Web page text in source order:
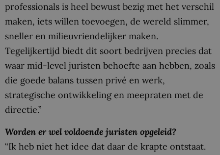
professionals is heel bewust bezig met het verschil
maken, iets willen toevoegen, de wereld slimmer,
sneller en milieuvriendelijker maken.
Tegelijkertijd biedt dit soort bedrijven precies dat
waar mid-level juristen behoefte aan hebben, zoals
die goede balans tussen privé en werk,
strategische ontwikkeling en meepraten met de
directie.”
Worden er wel voldoende juristen opgeleid?
“Ik heb niet het idee dat daar de krapte ontstaat.